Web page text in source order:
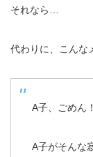
それなら…
代わりに、こんな
A子、ごめん！
A子がそんな